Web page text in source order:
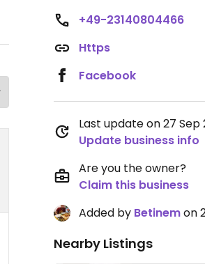
+49-23140804466
Https
Facebook
Last update on 27 Sep
Update business info
Are you the owner?
Claim this business
Added by Betinemon
Nearby Listings